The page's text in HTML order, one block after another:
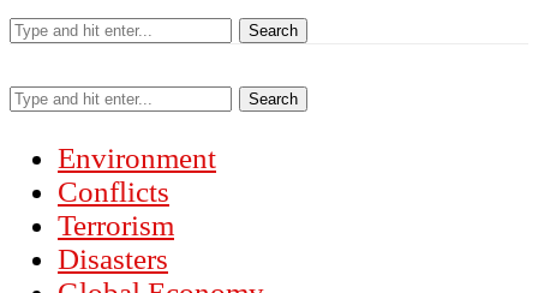
Search
Search
Environment
Conflicts
Terrorism
Disasters